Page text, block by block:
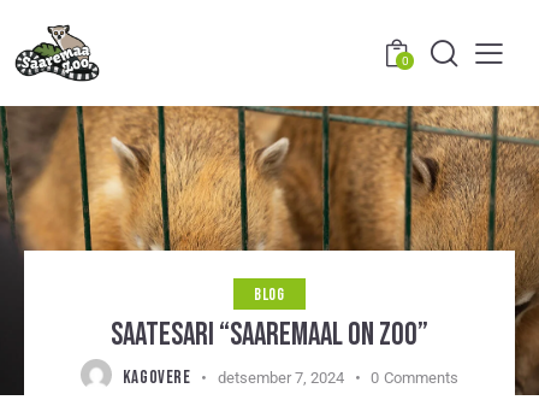
0
BLOG
SAATESARI “SAAREMAAL ON ZOO”
KAGOVERE detsember 7, 2024 0 Comments